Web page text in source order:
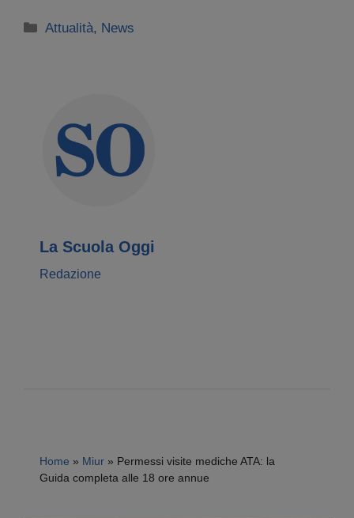
Categorie
Attualità, News
La Scuola Oggi
Redazione
Home » Miur » Permessi visite mediche ATA: la
Guida completa alle 18 ore annue